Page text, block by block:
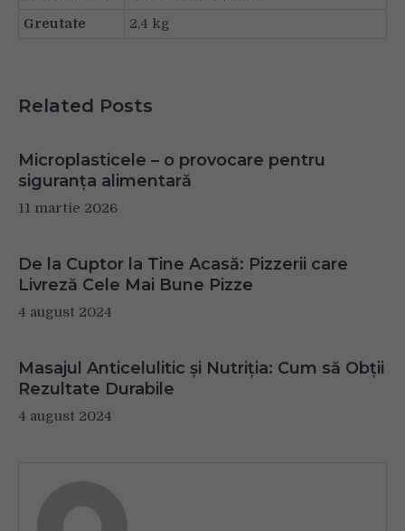
Greutate
2,4 kg
Related Posts
Microplasticele – o provocare pentru
siguranța alimentară
11 martie 2026
De la Cuptor la Tine Acasă: Pizzerii care
Livreză Cele Mai Bune Pizze
4 august 2024
Masajul Anticelulitic și Nutriția: Cum să Obții
Rezultate Durabile
4 august 2024